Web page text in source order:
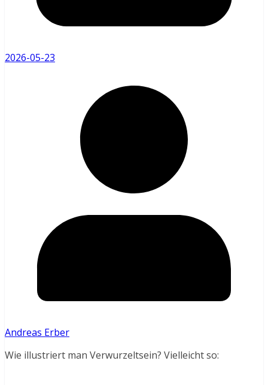
2026-05-23
Andreas Erber
Wie illustriert man Verwurzeltsein? Vielleicht so: